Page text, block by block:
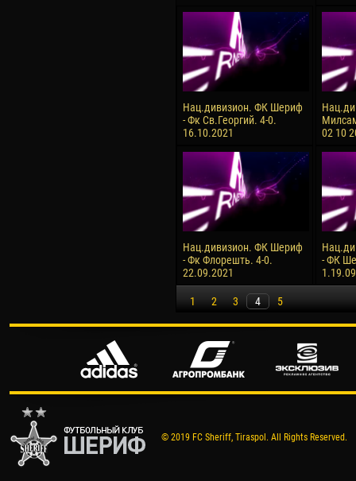
Нац.дивизион. ФК Шериф
- Фк Св.Георгий. 4-0.
16.10.2021
02 10
Нац.дивизион. ФК Шериф
- Фк Флорешть. 4-0.
22.09.2021
- ФК
1 2 3 4 5
© 2019 FC Sheriff, Tiraspol. All Rights Reserved.